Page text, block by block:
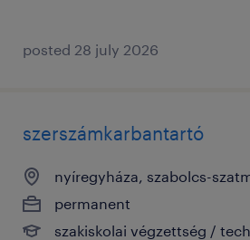
posted 28 july 2026
szerszámkarbantartó
nyíregyháza, szabolcs-
permanent
szakiskolai végzettség /